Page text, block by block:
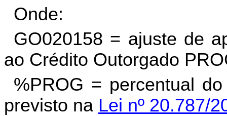
Onde:
GO020158 = ajuste de
ao Crédito Outorgado
%PROG = percentual
previsto na Lei nº 20.787/